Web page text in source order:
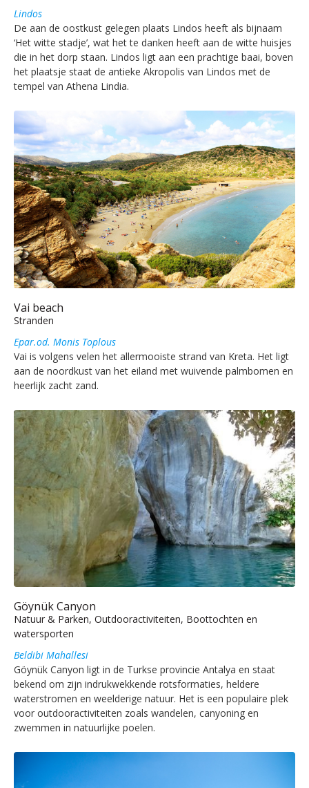
Lindos
De aan de oostkust gelegen plaats Lindos heeft als bijnaam
‘Het witte stadje’, wat het te danken heeft aan de witte huisjes
die in het dorp staan. Lindos ligt aan een prachtige baai, boven
het plaatsje staat de antieke Akropolis van Lindos met de
tempel van Athena Lindia.
Vai beach
Stranden
Epar.od. Monis Toplous
Vai is volgens velen het allermooiste strand van Kreta. Het ligt
aan de noordkust van het eiland met wuivende palmbomen en
heerlijk zacht zand.
Göynük Canyon
Natuur & Parken, Outdooractiviteiten, Boottochten en
watersporten
Beldibi Mahallesi
Göynük Canyon ligt in de Turkse provincie Antalya en staat
bekend om zijn indrukwekkende rotsformaties, heldere
waterstromen en weelderige natuur. Het is een populaire plek
voor outdooractiviteiten zoals wandelen, canyoning en
zwemmen in natuurlijke poelen.